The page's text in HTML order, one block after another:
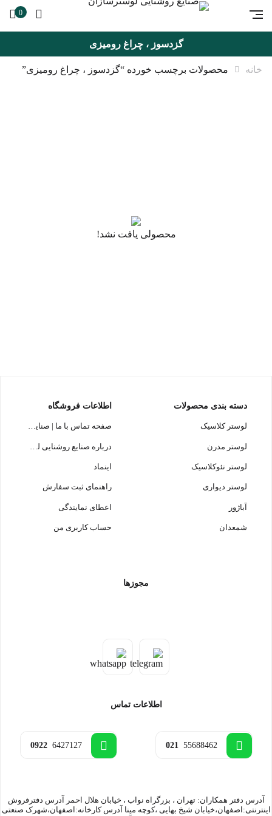
0
گزدسوز ، چراغ رومیزی
خانه محصولات برچسب خورده “گزدسوز ، چراغ رومیزی”
محصولی یافت نشد!
دسته بندی محصولات
لوستر کلاسیک
لوستر مدرن
لوستر نئوکلاسیک
لوستر دیواری
آباژور
شمعدان
اطلاعات فروشگاه
صفحه تماس با ما | صنایع روشنایی لوسترسازان
اینماد
راهنمای ثبت سفارش
اعطای نمایندگی
حساب کاربری من
مجوزها
اطلاعات تماس
021 55688462
0922 6427127
آدرس دفتر همکاران: تهران ، بزرگراه نواب ، خیابان هلال احمر آدرس دفترفروش
اینترنتی:اصفهان،خیابان شیخ بهایی ،کوچه مینا آدرس کارخانه:اصفهان،شهرک صنعتی